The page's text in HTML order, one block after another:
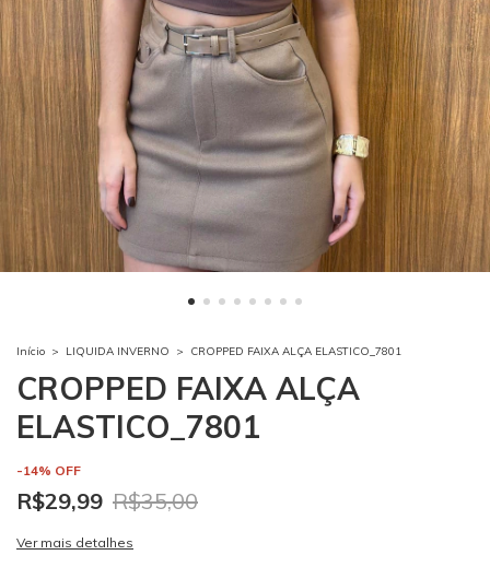
Início > LIQUIDA INVERNO > CROPPED FAIXA ALÇA ELASTICO_7801
CROPPED FAIXA ALÇA
ELASTICO_7801
-14% OFF
R$29,99 R$35,00
Ver mais detalhes